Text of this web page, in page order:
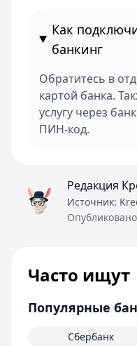
Как
банкинг
Обратитесь в
картой банка.
услугу через
ПИН-код.
Редакция
Источник:
Часто ищут
Популярные
Сбербанк